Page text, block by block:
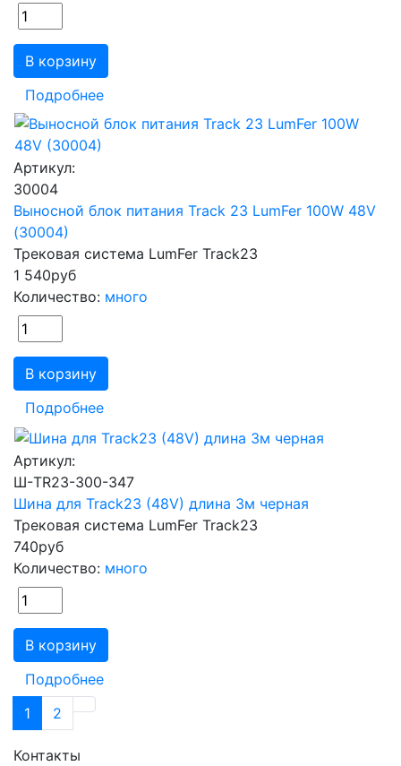
В корзину
Подробнее
Артикул:
30004
Выносной блок питания Track 23 LumFer 100W 48V
(30004)
Трековая система LumFer Track23
1 540руб
Количество: много
В корзину
Подробнее
Артикул:
Ш-TR23-300-347
Шина для Track23 (48V) длина 3м черная
Трековая система LumFer Track23
740руб
Количество: много
В корзину
Подробнее
1
2
Контакты